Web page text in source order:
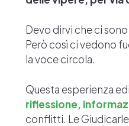
Devo dirvi che ci
Però così ci vedono
la voce circola.
Questa esperienza
riflessione,
conflitti. Le